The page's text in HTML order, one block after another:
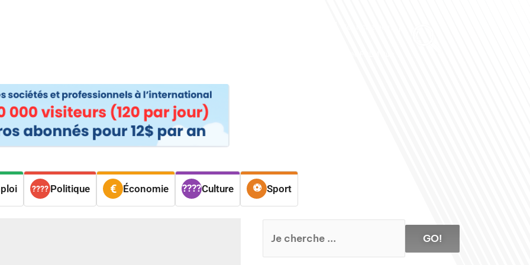
Politique Économie Culture Sport
GO!